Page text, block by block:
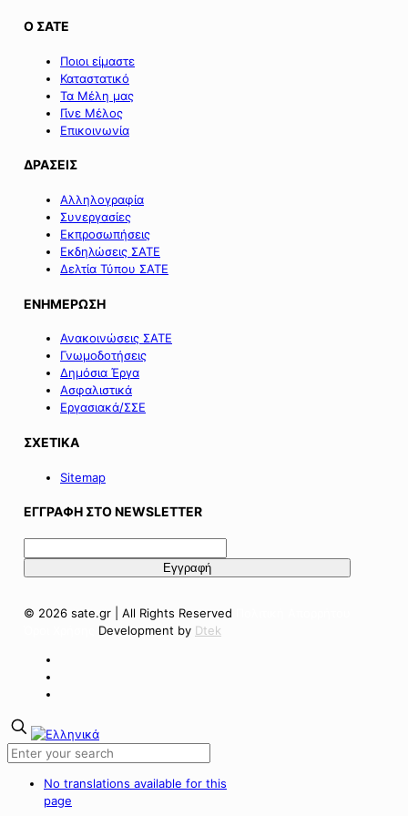
Ο ΣΑΤΕ
Ποιοι είμαστε
Καταστατικό
Τα Μέλη μας
Γίνε Μέλος
Επικοινωνία
ΔΡΑΣΕΙΣ
Αλληλογραφία
Συνεργασίες
Εκπροσωπήσεις
Εκδηλώσεις ΣΑΤΕ
Δελτία Τύπου ΣΑΤΕ
ΕΝΗΜΕΡΩΣΗ
Ανακοινώσεις ΣΑΤΕ
Γνωμοδοτήσεις
Δημόσια Έργα
Ασφαλιστικά
Εργασιακά/ΣΣΕ
ΣΧΕΤΙΚΑ
Sitemap
ΕΓΓΡΑΦΗ ΣΤΟ NEWSLETTER
© 2026 sate.gr | All Rights Reserved
Development by Dtek
No translations available for this
page